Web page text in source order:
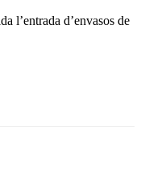
l’entrada d’envasos de